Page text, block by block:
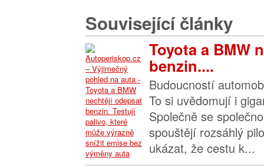
Související články
Toyota a BMW
benzin....
Budoucností
To si uvědomují i
Společně se
spouštějí rozsáhlý
ukázat, že cestu k...